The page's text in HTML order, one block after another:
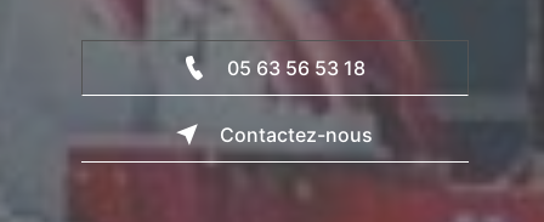
05 63 56 53 18
Contactez-nous